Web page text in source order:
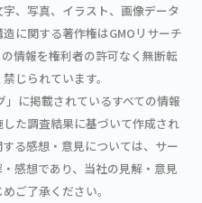
、写真、イラスト、画像データ
に関する著作権はGMOリサーチ
情報を権利者の許可なく無断転
じられています。
に掲載されているすべての情報
た調査結果に基づいて作成され
る感想・意見については、サー
感想であり、当社の見解・意見
ご了承ください。